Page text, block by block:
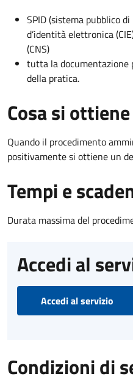
SPID (sistema pubblico
d’identità elettronica
(CNS)
tutta la documentazione
della pratica.
Cosa si ottiene
Quando il procedimento
positivamente si ottiene un
Tempi e
Durata massima del
Accedi al
Accedi al servizio
Condizioni di